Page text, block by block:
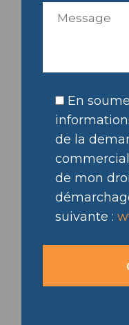
En
de la
de mon
suivante :